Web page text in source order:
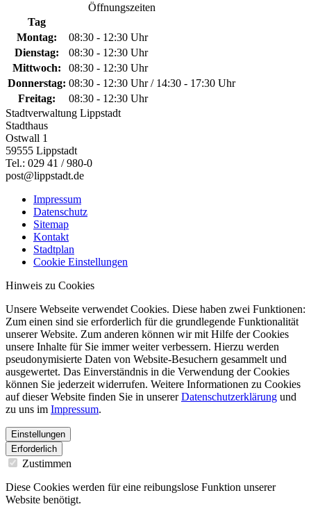
Öffnungszeiten
Tag
Montag:
08:30 - 12:30 Uhr
Dienstag:
08:30 - 12:30 Uhr
Mittwoch:
08:30 - 12:30 Uhr
Donnerstag: 08:30 - 12:30 Uhr / 14:30 - 17:30 Uhr
Freitag:
08:30 - 12:30 Uhr
Stadtverwaltung Lippstadt
Stadthaus
Ostwall 1
59555 Lippstadt
Tel.: 029 41 / 980-0
post@lippstadt.de
Impressum
Datenschutz
Sitemap
Kontakt
Stadtplan
Cookie Einstellungen
Hinweis zu Cookies
Unsere Webseite verwendet Cookies. Diese haben zwei Funktionen:
Zum einen sind sie erforderlich für die grundlegende Funktionalität
unserer Website. Zum anderen können wir mit Hilfe der Cookies
unsere Inhalte für Sie immer weiter verbessern. Hierzu werden
pseudonymisierte Daten von Website-Besuchern gesammelt und
ausgewertet. Das Einverständnis in die Verwendung der Cookies
können Sie jederzeit widerrufen. Weitere Informationen zu Cookies
auf dieser Website finden Sie in unsererDatenschutzerklärung und
zu uns im Impressum.
Einstellungen
Erforderlich
Zustimmen
Diese Cookies werden für eine reibungslose Funktion unserer
Website benötigt.